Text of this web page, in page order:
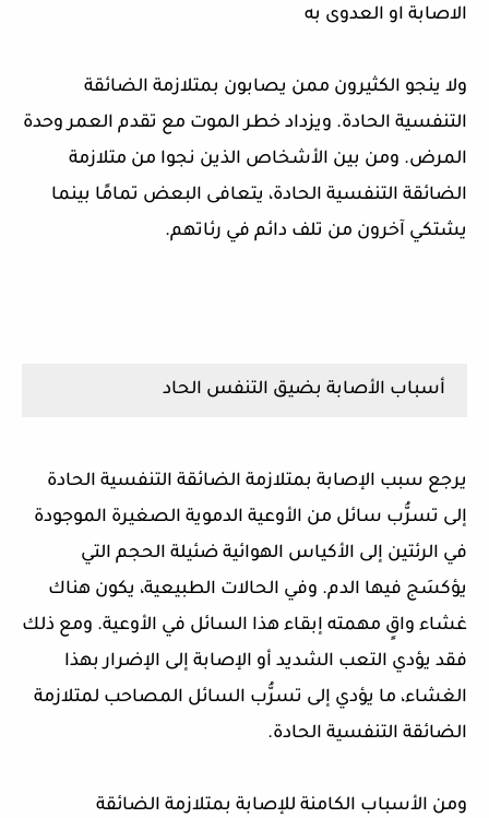
الاصابة او العدوى به
ولا ينجو الكثيرون ممن يصابون بمتلازمة الضائقة
التنفسية الحادة. ويزداد خطر الموت مع تقدم العمر وحدة
المرض. ومن بين الأشخاص الذين نجوا من متلازمة
الضائقة التنفسية الحادة، يتعافى البعض تمامًا بينما
يشتكي آخرون من تلف دائم في رئاتهم.
أسباب الأصابة بضيق التنفس الحاد
يرجع سبب الإصابة بمتلازمة الضائقة التنفسية الحادة
إلى تسرُّب سائل من الأوعية الدموية الصغيرة الموجودة
في الرئتين إلى الأكياس الهوائية ضئيلة الحجم التي
يؤكسَج فيها الدم. وفي الحالات الطبيعية، يكون هناك
غشاء واقٍ مهمته إبقاء هذا السائل في الأوعية. ومع ذلك
فقد يؤدي التعب الشديد أو الإصابة إلى الإضرار بهذا
الغشاء، ما يؤدي إلى تسرُّب السائل المصاحب لمتلازمة
الضائقة التنفسية الحادة.
ومن الأسباب الكامنة للإصابة بمتلازمة الضائقة